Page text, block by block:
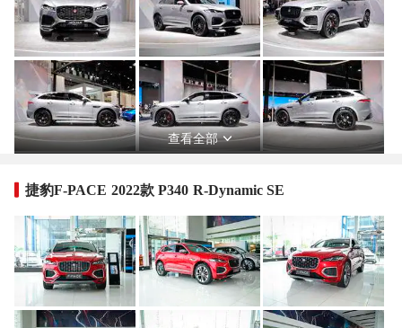
查看全部
捷豹F-PACE 2022款 P340 R-Dynamic SE